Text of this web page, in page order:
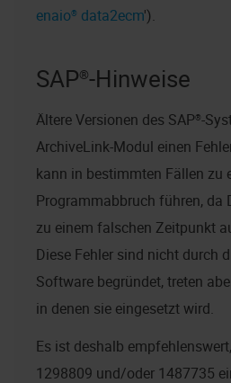
enaio® data2ecm').
SAP®-Hinweise
Ältere Versionen des SAP®-
ArchiveLink-Modul einen
kann in bestimmten Fällen zu
Programmabbruch führen, da
zu einem falschen Zeitpunkt
Diese Fehler sind nicht durch
Software begründet, treten
in denen sie eingesetzt wird.
Es ist deshalb
1298809 und/oder 1487735